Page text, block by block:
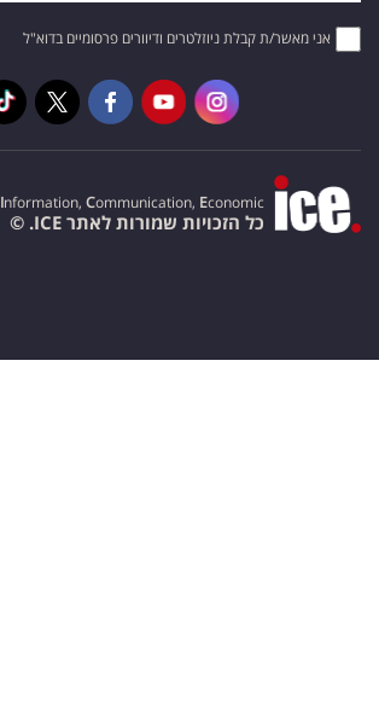
אני מאשר/ת קבלת ניוזלטרים ודיוורים פרסומיים בדוא"ל
Information, Communication, Economic
כל הזכויות שמורות לאתר ICE. ©